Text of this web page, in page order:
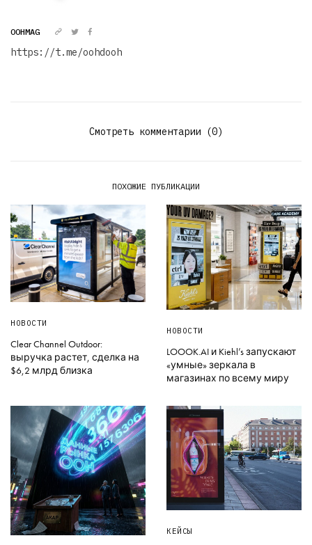
OOHMAG
https://t.me/oohdooh
Смотреть комментарии (0)
ПОХОЖИЕ ПУБЛИКАЦИИ
НОВОСТИ
Clear Channel Outdoor:
выручка растет, сделка на
$6,2 млрд близка
НОВОСТИ
LOOOK.AI и Kiehl’s запускают
«умные» зеркала в
магазинах по всему миру
КЕЙСЫ